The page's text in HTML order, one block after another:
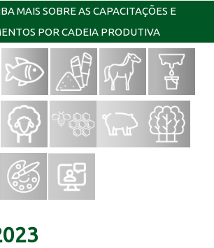
MAIS SOBRE AS CAPACITAÇÕES E
POR CADEIA PRODUTIVA